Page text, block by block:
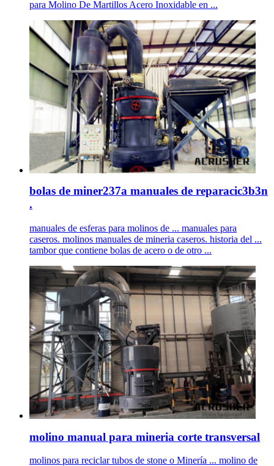
para Molino De Martillos Acero Inoxidable en ...
bolas de miner237a manuales de reparacic3b3n
.
manuales de esferas para molinos de ... manuales para
caseros. molinos manuales de mineria caseros. historia del ...
tambor que contiene bolas de acero o de otro ...
molino manual para mineria corte transversal
molinos para reciclar tubos de stone o Minería ... molino de